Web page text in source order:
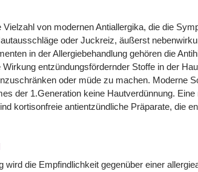
von modernen Antiallergika, die die
oder Juckreiz, äußerst
in der Allergiebehandlung gehören die
entzündungsfördernder Stoffe in der
oder müde zu machen. Moderne
der 1.Generation keine Hautverdünnung.
kortisonfreie antientzündliche Präparate, die
wird die Empfindlichkeit gegenüber einer